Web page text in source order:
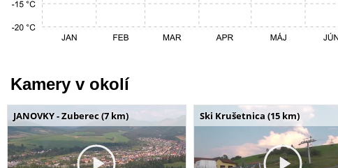
Kamery v okolí
JANOVKY - Zuberec (7 km) Ski Krušetnica (15 km)